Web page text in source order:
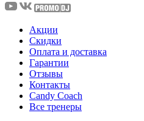
Акции
Скидки
Оплата и доставка
Гарантии
Отзывы
Контакты
Candy Coach
Все тренеры